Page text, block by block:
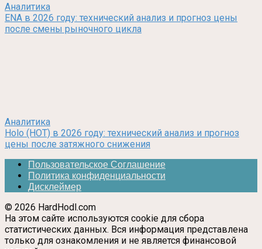
Аналитика
ENA в 2026 году: технический анализ и прогноз цены
после смены рыночного цикла
Аналитика
Holo (HOT) в 2026 году: технический анализ и прогноз
цены после затяжного снижения
Пользовательское Соглашение
Политика конфиденциальности
Дисклеймер
© 2026 HardHodl.com
На этом сайте используются cookie для сбора
статистических данных. Вся информация представлена
только для ознакомления и не является финансовой